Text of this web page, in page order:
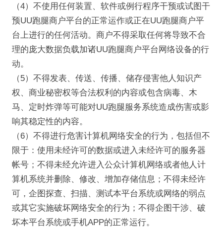
（4）不使用任何装置、软件或例行程序干预或试图干
预UU跑腿商户平台的正常运作或正在UU跑腿商户平
台上进行的任何活动。商户不得采取任何将导致不合
理的庞大数据负载加诸UU跑腿商户平台网络设备的行
动。
（5）不得发表、传送、传播、储存侵害他人知识产
权、商业秘密权等合法权利的内容或包含病毒、木
马、定时炸弹等可能对UU跑腿服务系统造成伤害或影
响其稳定性的内容。
（6）不得进行危害计算机网络安全的行为，包括但不
限于：使用未经许可的数据或进入未经许可的服务器
帐号；不得未经允许进入公众计算机网络或者他人计
算机系统并删除、修改、增加存储信息；不得未经许
可，企图探查、扫描、测试本平台系统或网络的弱点
或其它实施破坏网络安全的行为；不得企图干涉、破
坏本平台系统或手机APP的正常运行。